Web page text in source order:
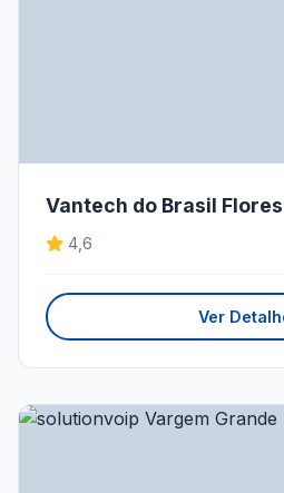
Vantech do Brasil
4,6
Ver